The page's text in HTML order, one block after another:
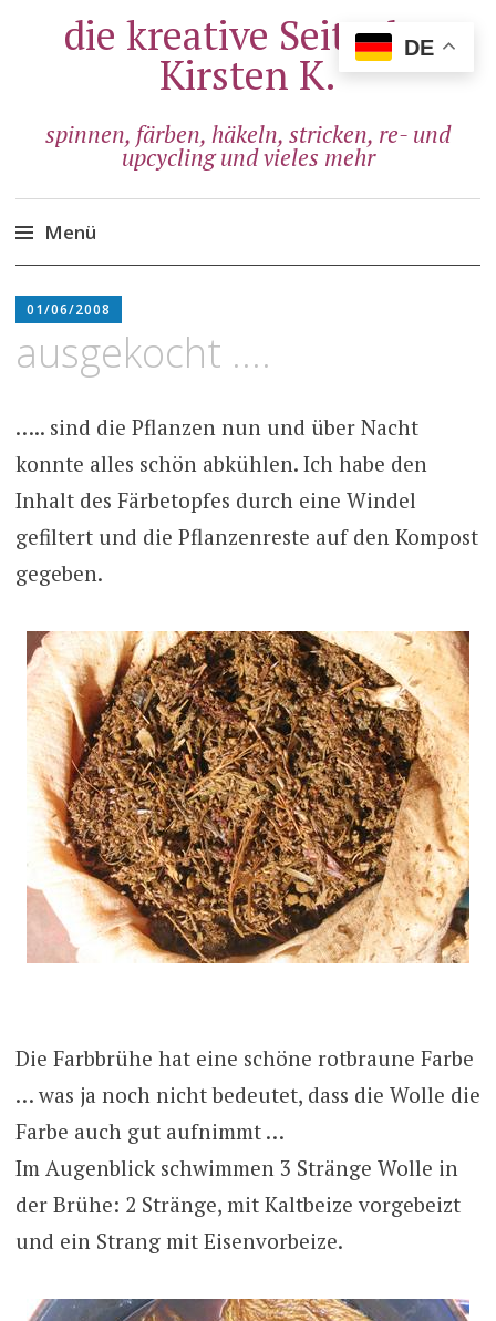
die kreative Seite der
Kirsten K.
spinnen, färben, häkeln, stricken, re- und
upcycling und vieles mehr
Menü
Inhalt
01/06/2008
ausgekocht ….
….. sind die Pflanzen nun und über Nacht
konnte alles schön abkühlen. Ich habe den
Inhalt des Färbetopfes durch eine Windel
gefiltert und die Pflanzenreste auf den Kompost
gegeben.
Die Farbbrühe hat eine schöne rotbraune Farbe
… was ja noch nicht bedeutet, dass die Wolle die
Farbe auch gut aufnimmt …
Im Augenblick schwimmen 3 Stränge Wolle in
der Brühe: 2 Stränge, mit Kaltbeize vorgebeizt
und ein Strang mit Eisenvorbeize.
DE